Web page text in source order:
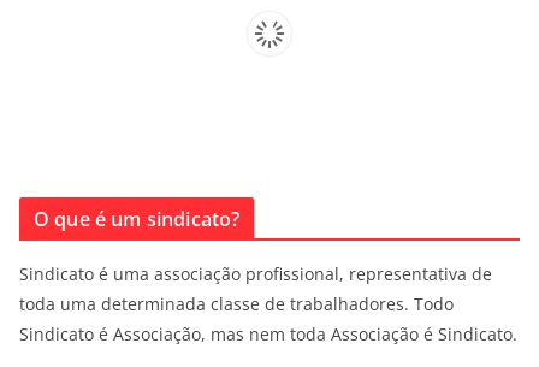
O que é um sindicato?
Sindicato é uma associação profissional, representativa de
toda uma determinada classe de trabalhadores. Todo
Sindicato é Associação, mas nem toda Associação é Sindicato.